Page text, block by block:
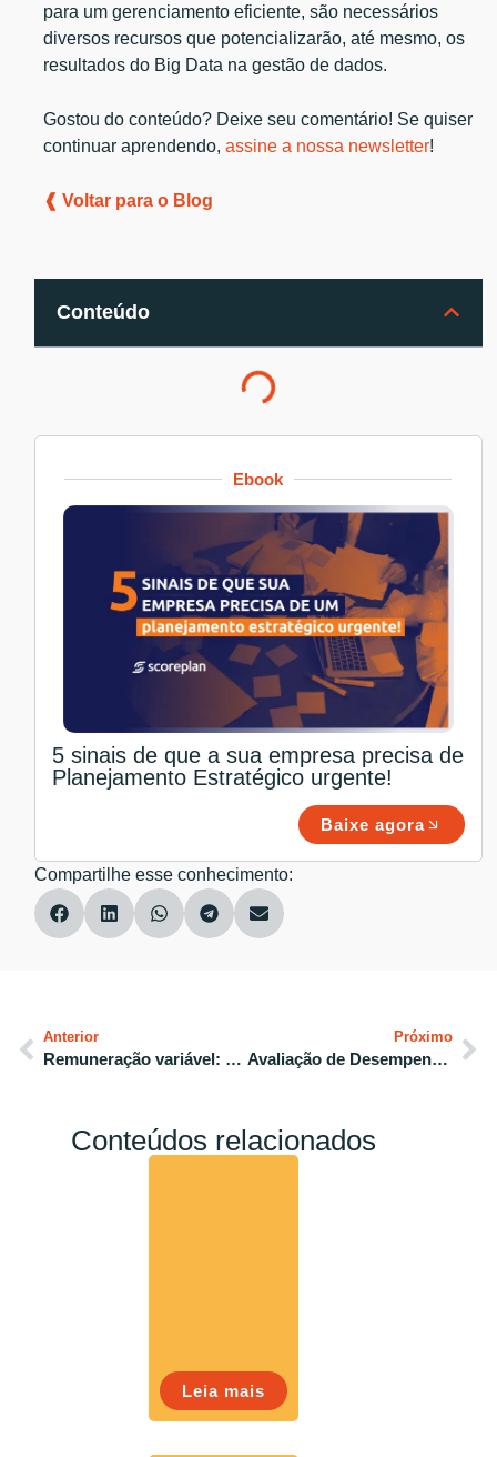
para um gerenciamento eficiente, são necessários
diversos recursos que potencializarão, até mesmo, os
resultados do Big Data na gestão de dados.
Gostou do conteúdo? Deixe seu comentário! Se quiser
continuar aprendendo,assine a nossa newsletter!
❰ Voltar para o Blog
Conteúdo
Ebook
5 sinais de que a sua empresa precisa de
Planejamento Estratégico urgente!
Baixe agora
Compartilhe esse conhecimento:
Anterior
Remuneração variável: 7 tipos para aplicar na empresa
Próximo
Avaliação de Desempenho: tipos, benefícios e implementação
Conteúdos relacionados
Leia mais